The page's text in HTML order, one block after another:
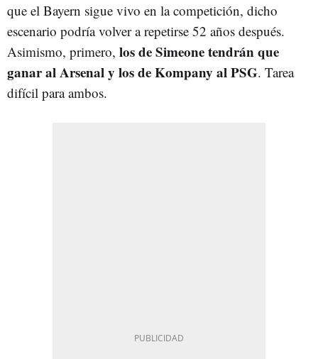
que el Bayern sigue vivo en la competición, dicho
escenario podría volver a repetirse 52 años después.
Asimismo, primero, los de Simeone tendrán que
ganar al Arsenal y los de Kompany al PSG. Tarea
difícil para ambos.